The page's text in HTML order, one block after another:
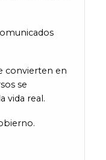
convierten en
se
vida real.